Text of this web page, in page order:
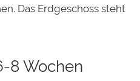
Das Erdgeschoss steht
8 Wochen